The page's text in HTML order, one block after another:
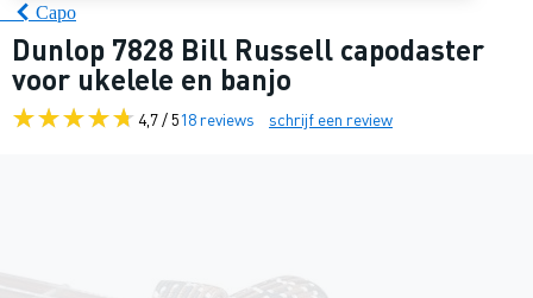
Capo
Dunlop 7828 Bill Russell capodaster
voor ukelele en banjo
4,7 / 518 reviews schrijf een review